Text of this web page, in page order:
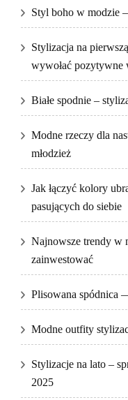
Styl boho w modzie
Stylizacja na
wywołać pozytywne
Białe spodnie –
Modne rzeczy dla
młodzież
Jak łączyć kolory
pasujących do siebie
Najnowsze trendy w
zainwestować
Plisowana spódnica
Modne outfity
Stylizacje na lato –
2025